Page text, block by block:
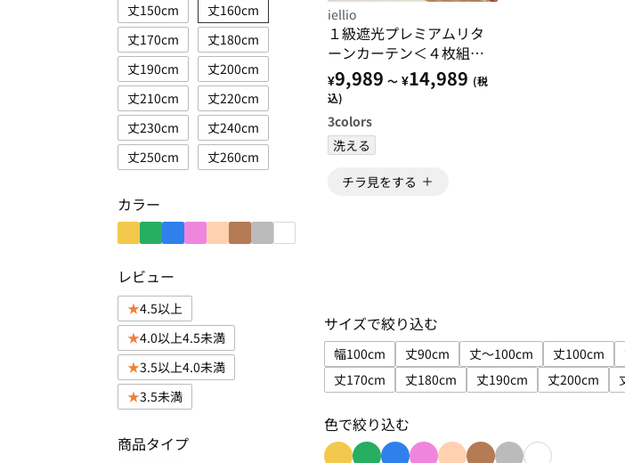
丈150cm
丈160cm
丈170cm
丈180cm
丈190cm
丈200cm
丈210cm
丈220cm
丈230cm
丈240cm
丈250cm
丈260cm
カラー
レビュー
4.5以上
4.0以上4.5未満
3.5以上4.0未満
3.5未満
商品タイプ
iellio
１級遮光プレミアムリタ
ーンカーテン＜４枚組・
遮光１級・無地・洗え
る・形状記憶加工・新生
活・イージーオーダー＞
¥9,989 ～ ¥14,989 (税
込)
3colors
洗える
チラ見をする
サイズで絞り込む
幅100cm
サイズで絞り込み: 幅100cm
丈90cm
サイズで絞り込み: 丈90cm
丈～100cm
サイズで絞り込み: 丈
丈100cm
サイズ
丈170cm
サイズで絞り込み: 丈170cm
丈180cm
サイズで絞り込み: 丈180cm
丈190cm
サイズで絞り込み: 丈
丈200cm
サイズ
色で絞り込む